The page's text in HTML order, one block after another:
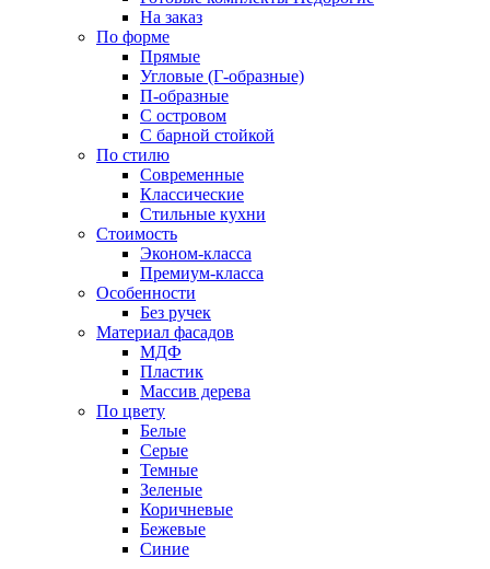
На заказ
По форме
Прямые
Угловые (Г-образные)
П-образные
С островом
С барной стойкой
По стилю
Современные
Классические
Стильные кухни
Стоимость
Эконом-класса
Премиум-класса
Особенности
Без ручек
Материал фасадов
МДФ
Пластик
Массив дерева
По цвету
Белые
Серые
Темные
Зеленые
Коричневые
Бежевые
Синие